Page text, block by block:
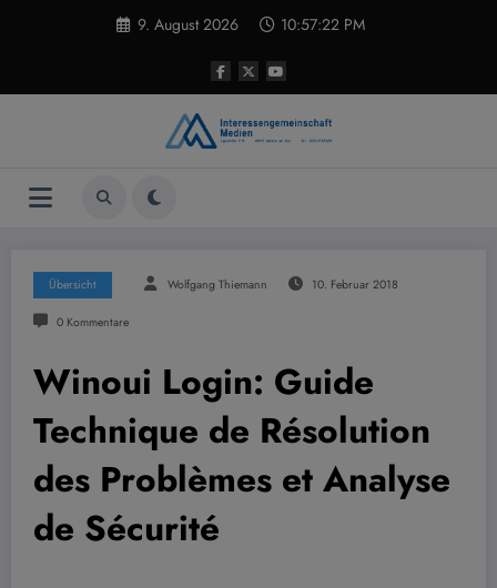
9. August 2026 10:57:23 PM
Übersicht Wolfgang Thiemann 10. Februar 2018
0 Kommentare
Winoui Login: Guide
Technique de Résolution
des Problèmes et Analyse
de Sécurité